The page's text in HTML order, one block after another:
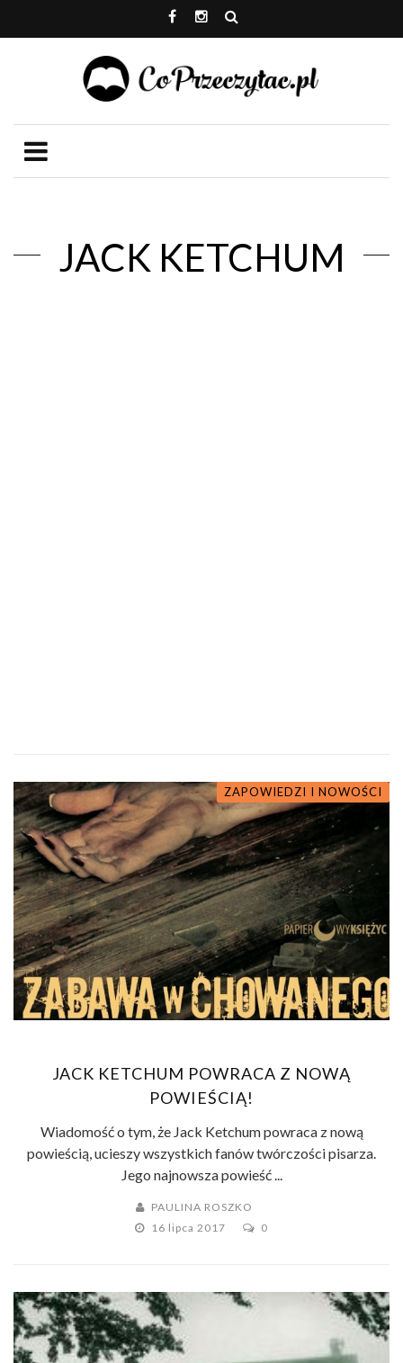
JACK KETCHUM
ZAPOWIEDZI I NOWOŚCI
JACK KETCHUM POWRACA Z NOWĄ
POWIEŚCIĄ!
Wiadomość o tym, że Jack Ketchum powraca z nową
powieścią, ucieszy wszystkich fanów twórczości pisarza.
Jego najnowsza powieść ...
PAULINA ROSZKO
16 lipca 2017
0